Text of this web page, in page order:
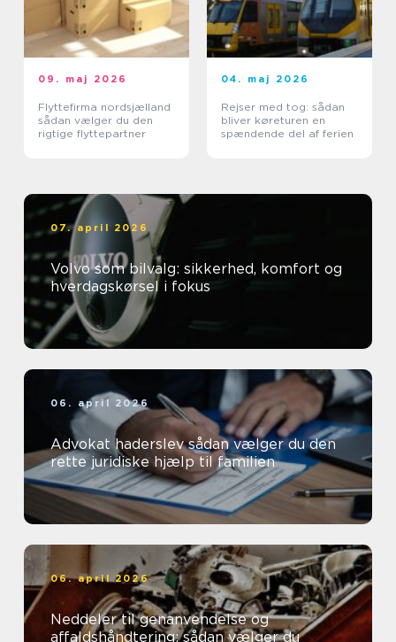
09. maj 2026
Flyttefirma nordsjælland
sådan vælger du den
rigtige flyttepartner
04. maj 2026
Rejser med tog: sådan
bliver køreturen en
spændende del af ferien
07. april 2026
Volvo som bilvalg: sikkerhed, komfort og
hverdagskørsel i fokus
06. april 2026
Advokat haderslev sådan vælger du den
rette juridiske hjælp til familien
06. april 2026
Neddeler til genanvendelse og
affaldshåndtering: sådan vælger du